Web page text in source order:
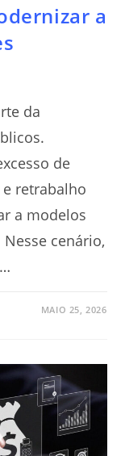
a
da
de
retrabalho
a modelos
cenário,
MAIO 25, 2026